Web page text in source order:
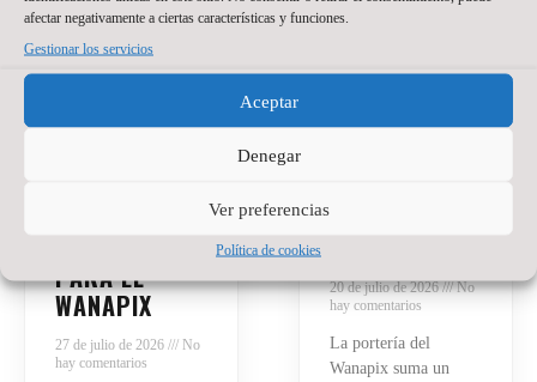
afectar negativamente a ciertas características y funciones.
Gestionar los servicios
Aceptar
Denegar
Ver preferencias
Política de cookies
SANTINO
PARA EL
WANAPIX
27 de julio de 2026
No
hay comentarios
JACKSON
20 de julio de 2026
No
hay comentarios
La portería del
Wanapix suma un